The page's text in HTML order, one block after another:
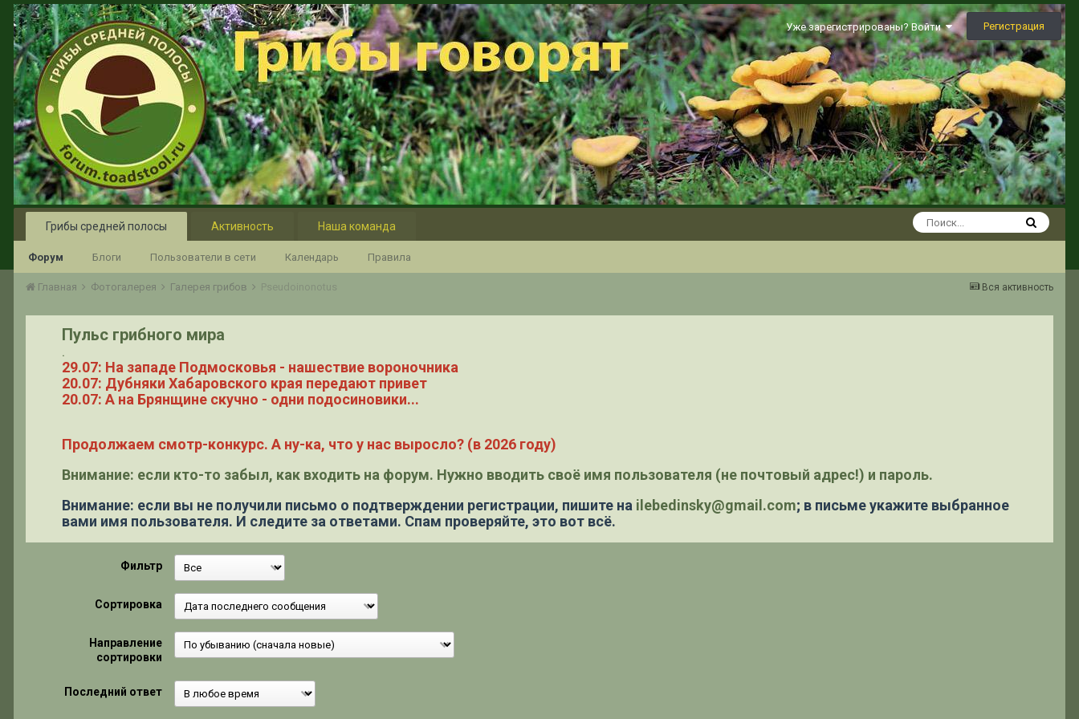
Уже зарегистрированы? Войти Регистрация
Грибы средней полосы
Форум Блоги Пользователи в сети Календарь Правила
Активность Наша команда
Вся активность
Главная Фотогалерея Галерея грибов Pseudoinonotus
Пульс грибного мира
.
29.07: На западе Подмосковья - нашествие вороночника
20.07: Дубняки Хабаровского края передают привет
20.07: А на Брянщине скучно - одни подосиновики...
Продолжаем смотр-конкурс. А ну-ка, что у нас выросло? (в 2026 году)
Внимание: если кто-то забыл, как входить на форум. Нужно вводить своё имя пользователя (не почтовый адрес!) и пароль.
Внимание: если вы не получили письмо о подтверждении регистрации, пишите на ilebedinsky@gmail.com; в письме укажите выбранное
вами имя пользователя. И следите за ответами. Спам проверяйте, это вот всё.
Фильтр
Сортировка
Направление
сортировки
Последний ответ